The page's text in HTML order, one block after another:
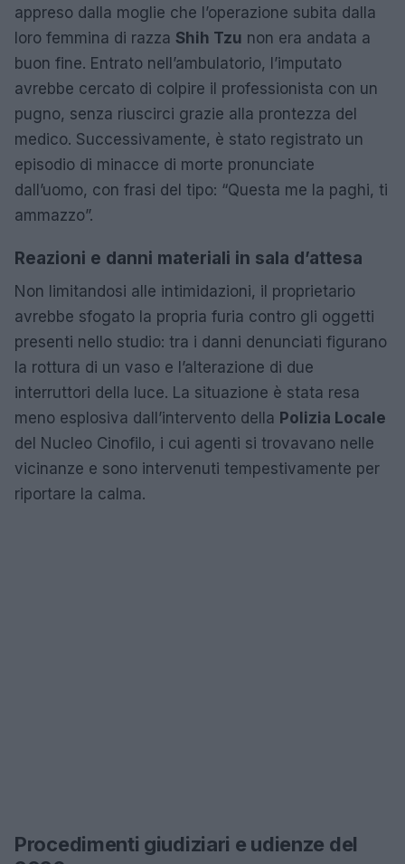
appreso dalla moglie che l’operazione subita dalla
loro femmina di razza Shih Tzu non era andata a
buon fine. Entrato nell’ambulatorio, l’imputato
avrebbe cercato di colpire il professionista con un
pugno, senza riuscirci grazie alla prontezza del
medico. Successivamente, è stato registrato un
episodio di minacce di morte pronunciate
dall’uomo, con frasi del tipo: “Questa me la paghi, ti
ammazzo”.
Reazioni e danni materiali in sala d’attesa
Non limitandosi alle intimidazioni, il proprietario
avrebbe sfogato la propria furia contro gli oggetti
presenti nello studio: tra i danni denunciati figurano
la rottura di un vaso e l’alterazione di due
interruttori della luce. La situazione è stata resa
meno esplosiva dall’intervento della Polizia Locale
del Nucleo Cinofilo, i cui agenti si trovavano nelle
vicinanze e sono intervenuti tempestivamente per
riportare la calma.
Procedimenti giudiziari e udienze del